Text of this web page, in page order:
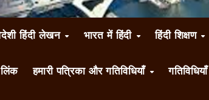
हिंदी लेखन भारत में हिंदी हिंदी शिक्षण
लिंक हमारी पत्रिका और गतिविधियाँ गतिविधियाँ